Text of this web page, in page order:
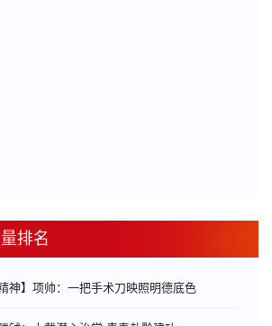
排名
神】项帅：一把手术刀映照明德底色